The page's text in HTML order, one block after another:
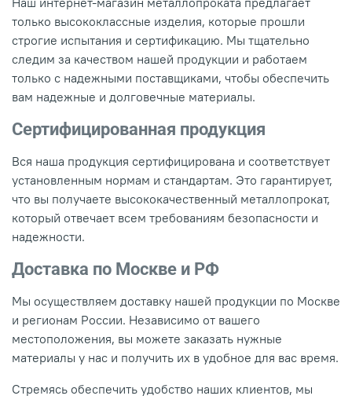
только высококлассные изделия, которые прошли
строгие испытания и сертификацию. Мы тщательно
следим за качеством нашей продукции и работаем
только с надежными поставщиками, чтобы обеспечить
вам надежные и долговечные материалы.
Сертифицированная продукция
Вся наша продукция сертифицирована и соответствует
установленным нормам и стандартам. Это гарантирует,
что вы получаете высококачественный металлопрокат,
который отвечает всем требованиям безопасности и
надежности.
Доставка по Москве и РФ
Мы осуществляем доставку нашей продукции по Москве
и регионам России. Независимо от вашего
местоположения, вы можете заказать нужные
материалы у нас и получить их в удобное для вас время.
Стремясь обеспечить удобство наших клиентов, мы